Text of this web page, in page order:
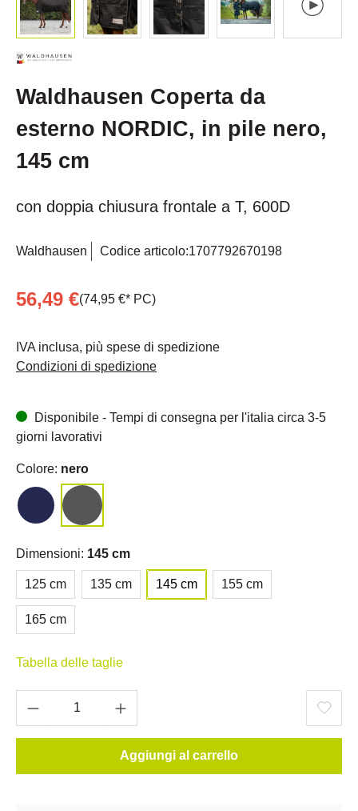
Waldhausen Coperta da
esterno NORDIC, in pile nero,
145 cm
con doppia chiusura frontale a T, 600D
Waldhausen Codice articolo:1707792670198
56,49 €(74,95 €* PC)
IVA inclusa, più spese di spedizione
Condizioni di spedizione
Disponibile - Tempi di consegna per l'italia circa 3-5
giorni lavorativi
Colore: nero
Dimensioni: 145 cm
125 cm 135 cm 145 cm 155 cm
165 cm
Tabella delle taglie
Aggiungi al carrello